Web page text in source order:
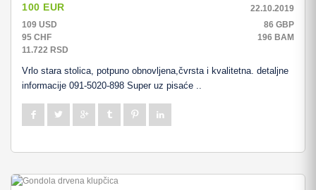
100 EUR
22.10.2019
109 USD
86 GBP
95 CHF
196 BAM
11.722 RSD
Vrlo stara stolica, potpuno obnovljena,čvrsta i kvalitetna. detaljne
informacije 091-5020-898 Super uz pisaće ..